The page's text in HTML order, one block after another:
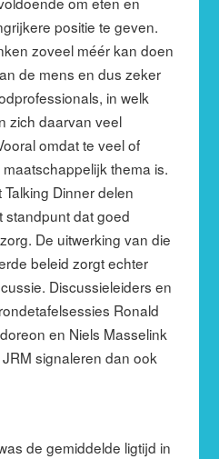
positie te geven.
zoveel méér kan doen
de mens en dus zeker
in welk
zich daarvan veel
omdat te veel of
thema is.
Dinner delen
standpunt dat goed
De uitwerking van die
beleid zorgt echter
Discussieleiders en
Ronald
en Niels Masselink
signaleren dan ook
de gemiddelde ligtijd in